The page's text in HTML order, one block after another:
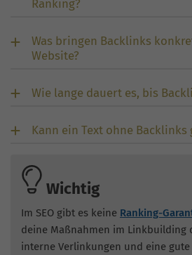
Ranking?
Was bringen Backlinks
Website?
Wie lange dauert es, bis
Kann ein Text ohne Backlinks
Wichtig
Im SEO gibt es keine Ranking-
deine Maßnahmen im Linkbuilding
interne Verlinkungen und eine gute